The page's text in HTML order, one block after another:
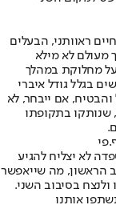
ראוותני, הבעלים
מעולם לא מילא
על מחלוקת במהלך
בגלל גודל איברי
אם ייבחר, לא
שנותקו בתקופתו
לא יצליח להגיע
הראשון, מה שייאפשר
בסיבוב השני.
אותנו